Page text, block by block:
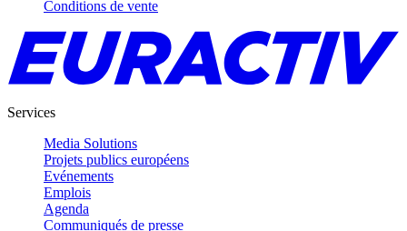
Conditions de vente
Services
Media Solutions
Projets publics européens
Evénements
Emplois
Agenda
Communiqués de presse